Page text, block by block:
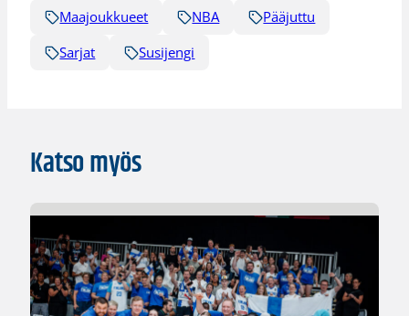
Maajoukkueet NBA
Pääjuttu
Sarjat
Susijengi
Katso myös